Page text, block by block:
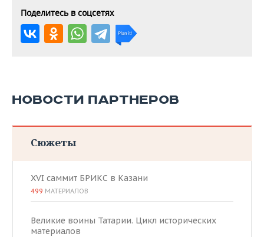
Поделитесь в соцсетях
НОВОСТИ ПАРТНЕРОВ
Сюжеты
XVI саммит БРИКС в Казани
499 МАТЕРИАЛОВ
Великие воины Татарии. Цикл исторических
материалов